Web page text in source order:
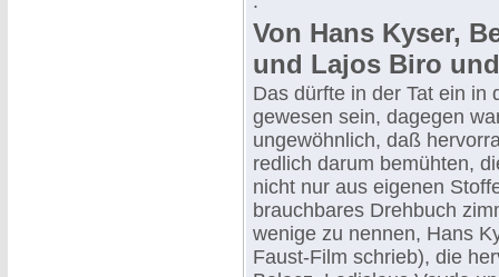
Von Hans Kyser,
und Lajos Biro
Das dürfte in der Tat ein in
gewesen sein, dagegen
ungewöhnlich, daß
redlich darum bemühten,
nicht nur aus eigenen
brauchbares Drehbuch
wenige zu nennen, Hans
Faust-Film schrieb), die